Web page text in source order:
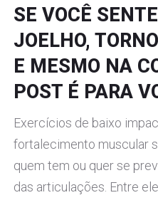
SE VOCÊ
JOELHO,
E MESMO NA
POST É PARA
Exercícios de baixo
fortalecimento muscular
quem tem ou quer se
das articulações. Entre